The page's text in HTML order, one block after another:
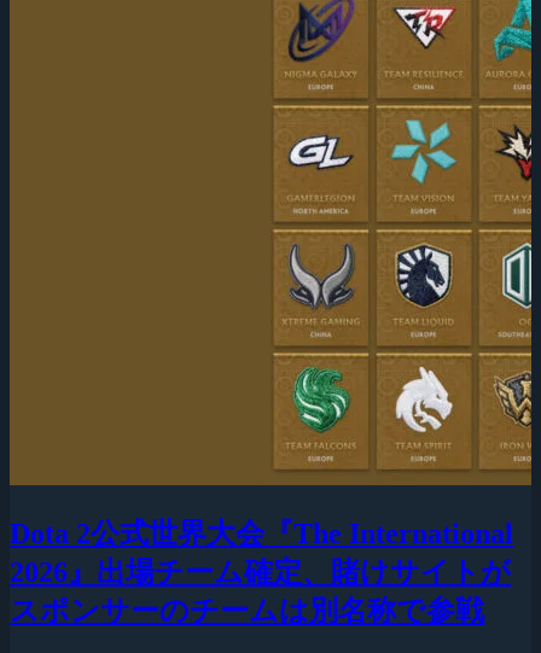
Dota 2公式世界大会『The International
2026』出場チーム確定、賭けサイトが
スポンサーのチームは別名称で参戦